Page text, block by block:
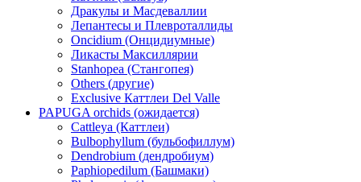
Дракулы и Масдеваллии
Лепантесы и Плевроталлиды
Oncidium (Онцидиумные)
Ликасты Максиллярии
Stanhopea (Стангопея)
Others (другие)
Exclusive Каттлеи Del Valle
PAPUGA orchids (ожидается)
Cattleya (Каттлеи)
Bulbophyllum (бульбофиллум)
Dendrobium (дендробиум)
Paphiopedilum (Башмаки)